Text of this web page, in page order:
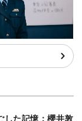
した記憶：櫻井敦